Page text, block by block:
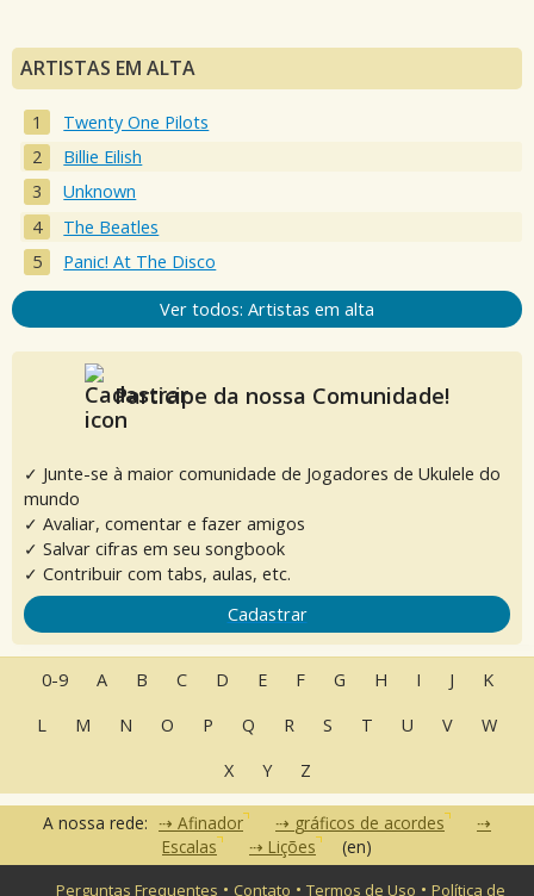
ARTISTAS EM ALTA
Twenty One Pilots
Billie Eilish
Unknown
The Beatles
Panic! At The Disco
Ver todos: Artistas em alta
Participe da nossa Comunidade!
✓ Junte-se à maior comunidade de Jogadores de Ukulele do
mundo
✓ Avaliar, comentar e fazer amigos
✓ Salvar cifras em seu songbook
✓ Contribuir com tabs, aulas, etc.
Cadastrar
0-9 A B C D E F G H I J
K
L
M N O P Q R S T U V
W
X
Y Z
A nossa rede: Afinador
gráficos de acordes
Escalas
Lições (en)
Perguntas Frequentes • Contato •Termos de Uso •Política de